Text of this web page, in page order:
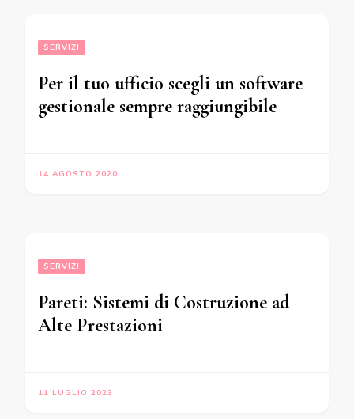
SERVIZI
Per il tuo ufficio scegli un software
gestionale sempre raggiungibile
14 AGOSTO 2020
SERVIZI
Pareti: Sistemi di Costruzione ad
Alte Prestazioni
11 LUGLIO 2023